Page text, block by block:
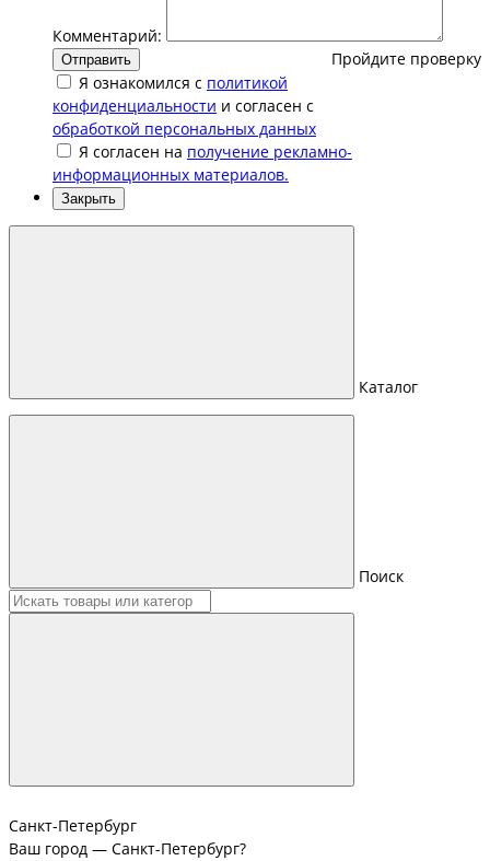
Комментарий:
Пройдите проверку
Отправить
Я ознакомился с политикой
конфиденциальности и согласен с
обработкой персональных данных
Я согласен на получение рекламно-
информационных материалов.
Закрыть
Каталог
Поиск
Санкт-Петербург
Ваш город — Санкт-Петербург?